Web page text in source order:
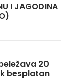
I JAGODINA
20
besplatan